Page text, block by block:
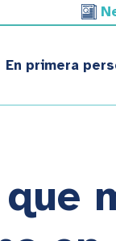
En primera